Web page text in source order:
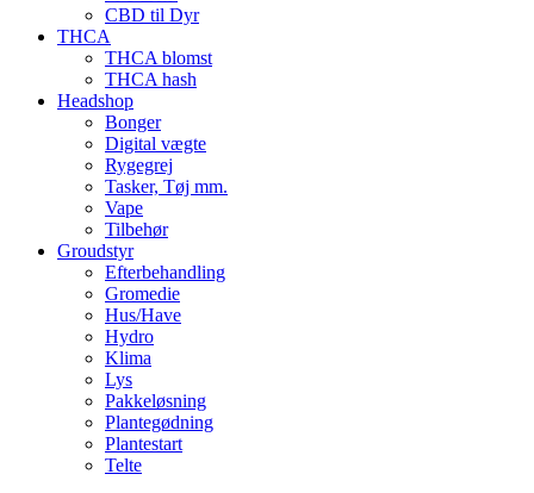
CBD til Dyr
THCA
THCA blomst
THCA hash
Headshop
Bonger
Digital vægte
Rygegrej
Tasker, Tøj mm.
Vape
Tilbehør
Groudstyr
Efterbehandling
Gromedie
Hus/Have
Hydro
Klima
Lys
Pakkeløsning
Plantegødning
Plantestart
Telte